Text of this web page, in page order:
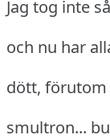
Jag tog inte
och nu har
dött, förutom
smultron...